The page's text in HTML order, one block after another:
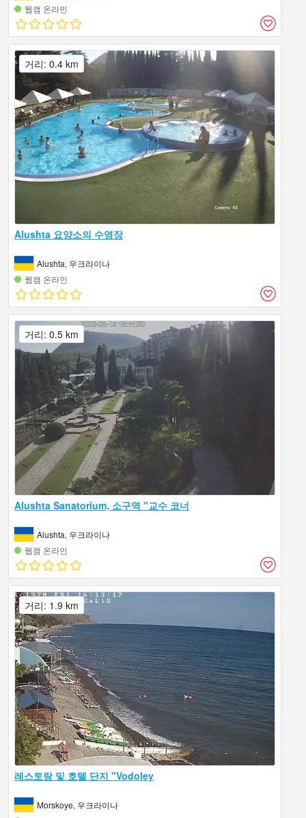
웹캠 온라인
Alushta 요양소의 수영장
Alushta, 우크라이나
웹캠 온라인
거리: 0.4 km
Alushta Sanatorium, 소구역 "교수 코너
Alushta, 우크라이나
웹캠 온라인
거리: 0.5 km
레스토랑 및 호텔 단지 "Vodoley
Morskoye, 우크라이나
거리: 1.9 km